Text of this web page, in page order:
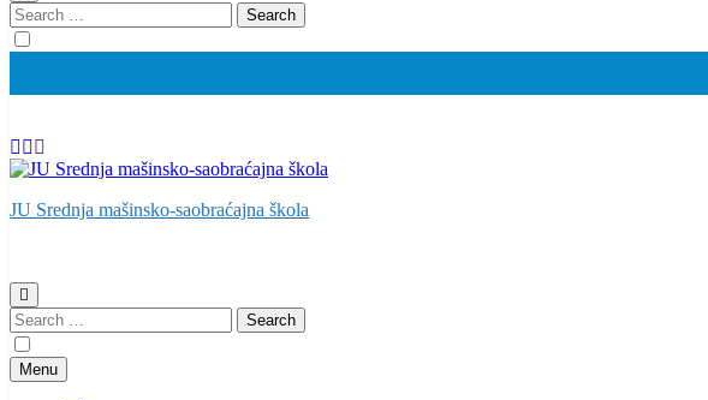
Search
for:
JU Srednja mašinsko-saobraćajna škola
Search
for:
Menu